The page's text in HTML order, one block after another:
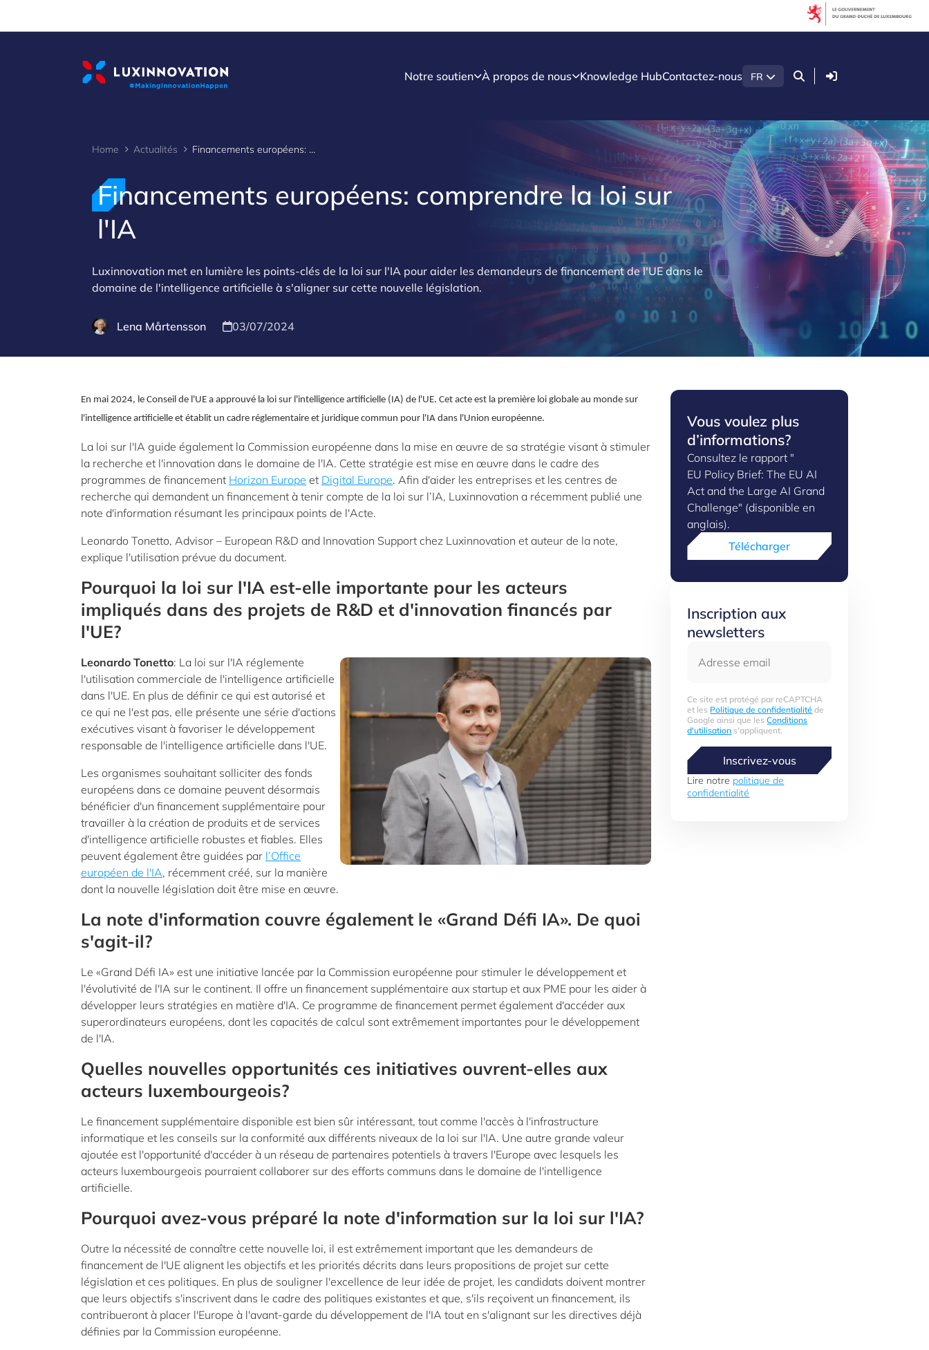
Notre soutien À propos de nous Knowledge HubContactez-nous FR Connexion
Home Actualités Financements européens: comprendre la loi sur l'IA
Financements européens: comprendre la loi sur
l'IA
Luxinnovation met en lumière les points-clés de la loi sur l'IA pour aider les demandeurs de financement de l'UE dans le
domaine de l'intelligence artificielle à s'aligner sur cette nouvelle législation.
Lena Mårtensson 03/07/2024
En mai 2024, le Conseil de l'UE a approuvé la loi sur l'intelligence artificielle (IA) de l'UE. Cet acte est la première loi globale au monde sur
l'intelligence artificielle et établit un cadre réglementaire et juridique commun pour l'IA dans l'Union européenne.
La loi sur l'IA guide également la Commission européenne dans la mise en œuvre de sa stratégie visant à stimuler
la recherche et l'innovation dans le domaine de l'IA. Cette stratégie est mise en œuvre dans le cadre des
programmes de financement Horizon Europe et Digital Europe. Afin d'aider les entreprises et les centres de
recherche qui demandent un financement à tenir compte de la loi sur l’IA, Luxinnovation a récemment publié une
note d'information résumant les principaux points de l'Acte.
Leonardo Tonetto, Advisor – European R&D and Innovation Support chez Luxinnovation et auteur de la note,
explique l'utilisation prévue du document.
Pourquoi la loi sur l'IA est-elle importante pour les acteurs
impliqués dans des projets de R&D et d'innovation financés par
l'UE?
Leonardo Tonetto: La loi sur l'IA réglemente
l'utilisation commerciale de l'intelligence artificielle
dans l'UE. En plus de définir ce qui est autorisé et
ce qui ne l'est pas, elle présente une série d'actions
exécutives visant à favoriser le développement
responsable de l'intelligence artificielle dans l'UE.
Les organismes souhaitant solliciter des fonds
européens dans ce domaine peuvent désormais
bénéficier d'un financement supplémentaire pour
travailler à la création de produits et de services
d'intelligence artificielle robustes et fiables. Elles
peuvent également être guidées par l’Office
européen de l'IA, récemment créé, sur la manière
dont la nouvelle législation doit être mise en œuvre.
La note d'information couvre également le «Grand Défi IA». De quoi
s'agit-il?
Le «Grand Défi IA» est une initiative lancée par la Commission européenne pour stimuler le développement et
l'évolutivité de l'IA sur le continent. Il offre un financement supplémentaire aux startup et aux PME pour les aider à
développer leurs stratégies en matière d'IA. Ce programme de financement permet également d'accéder aux
superordinateurs européens, dont les capacités de calcul sont extrêmement importantes pour le développement
de l'IA.
Quelles nouvelles opportunités ces initiatives ouvrent-elles aux
acteurs luxembourgeois?
Le financement supplémentaire disponible est bien sûr intéressant, tout comme l'accès à l'infrastructure
informatique et les conseils sur la conformité aux différents niveaux de la loi sur l'IA. Une autre grande valeur
ajoutée est l'opportunité d'accéder à un réseau de partenaires potentiels à travers l'Europe avec lesquels les
acteurs luxembourgeois pourraient collaborer sur des efforts communs dans le domaine de l'intelligence
artificielle.
Pourquoi avez-vous préparé la note d'information sur la loi sur l'IA?
Outre la nécessité de connaître cette nouvelle loi, il est extrêmement important que les demandeurs de
financement de l'UE alignent les objectifs et les priorités décrits dans leurs propositions de projet sur cette
législation et ces politiques. En plus de souligner l'excellence de leur idée de projet, les candidats doivent montrer
que leurs objectifs s'inscrivent dans le cadre des politiques existantes et que, s'ils reçoivent un financement, ils
contribueront à placer l'Europe à l'avant-garde du développement de l'IA tout en s'alignant sur les directives déjà
définies par la Commission européenne.
Vous voulez plus
d’informations?
Consultez le rapport "
EU Policy Brief: The EU AI
Act and the Large AI Grand
Challenge" (disponible en
anglais).
Télécharger
Inscription aux
newsletters
Ce site est protégé par reCAPTCHA
et les Politique de confidentialité de
Google ainsi que lesConditions
d'utilisation s'appliquent.
Inscrivez-vous
Lire notre politique de
confidentialité